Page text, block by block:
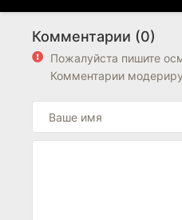
Комментарии (0)
Пожалуйста пишите
Комментарии